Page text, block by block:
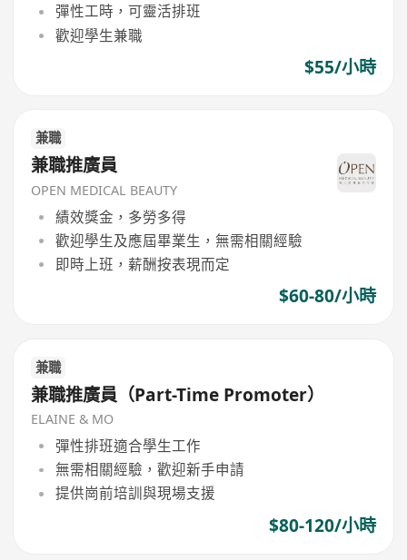
彈性工時，可靈活排班
歡迎學生兼職
$55/小時
兼職
兼職推廣員
OPEN MEDICAL BEAUTY
績效獎金，多勞多得
歡迎學生及應屆畢業生，無需相關經驗
即時上班，薪酬按表現而定
$60-80/小時
兼職
兼職推廣員（Part-Time Promoter）
ELAINE & MO
彈性排班適合學生工作
無需相關經驗，歡迎新手申請
提供崗前培訓與現場支援
$80-120/小時